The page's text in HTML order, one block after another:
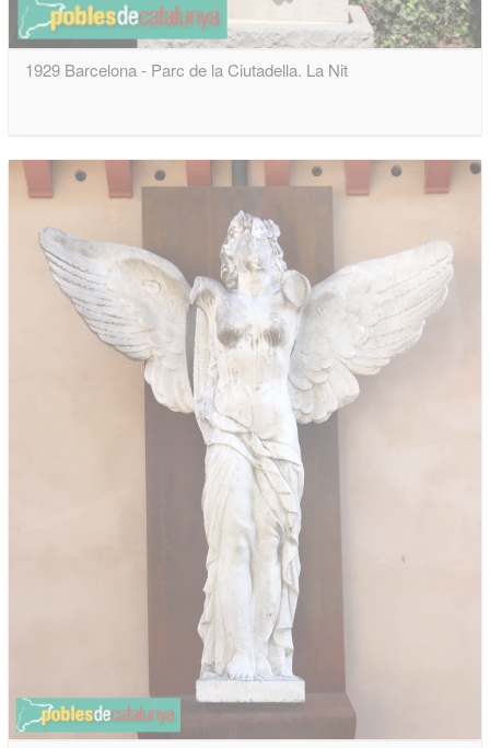
1929 Barcelona - Parc de la Ciutadella. La Nit